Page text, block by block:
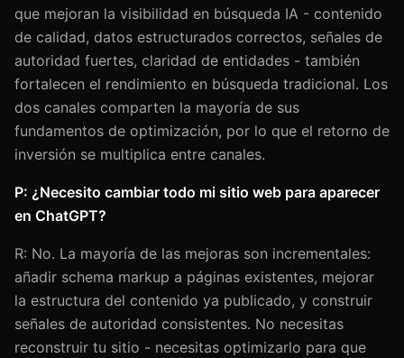
que mejoran la visibilidad en búsqueda IA - contenido
de calidad, datos estructurados correctos, señales de
autoridad fuertes, claridad de entidades - también
fortalecen el rendimiento en búsqueda tradicional. Los
dos canales comparten la mayoría de sus
fundamentos de optimización, por lo que el retorno de
inversión se multiplica entre canales.
P: ¿Necesito cambiar todo mi sitio web para aparecer
en ChatGPT?
R: No. La mayoría de las mejoras son incrementales:
añadir schema markup a páginas existentes, mejorar
la estructura del contenido ya publicado, y construir
señales de autoridad consistentes. No necesitas
reconstruir tu sitio - necesitas optimizarlo para que